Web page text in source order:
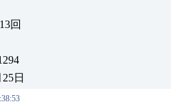
回
日